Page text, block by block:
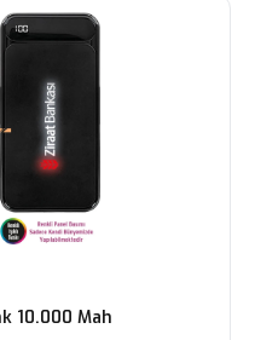
10.000 Mah